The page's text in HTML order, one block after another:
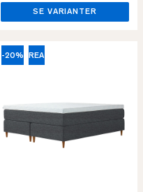
SE VARIANTER
-20% REA